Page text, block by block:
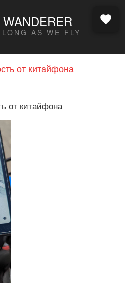
AS WE FLY
от китайфона
от китайфона